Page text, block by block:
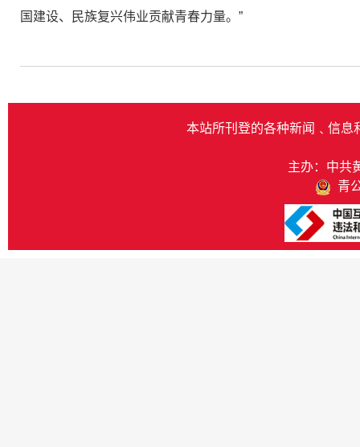
国建设、民族复兴伟业贡献青春力量。”
本站所刊登的各种新闻﹑信息
主办：中共
青